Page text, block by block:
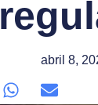
abril 8,